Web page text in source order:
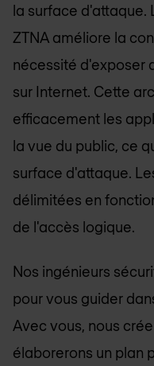
la surface d'attaque.
ZTNA améliore la
nécessité d'exposer
sur Internet. Cette
efficacement les
la vue du public, ce
surface d'attaque.
délimitées en
de l'accès logique.
Nos ingénieurs
pour vous guider
Avec vous, nous
élaborerons un plan